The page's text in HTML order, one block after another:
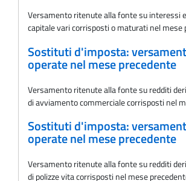
Versamento ritenute alla fonte su interessi
capitale vari corrisposti o maturati nel mese
Sostituti d'imposta:
operate nel mese precedente
Versamento ritenute alla fonte su redditi
di avviamento commerciale corrisposti nel
Sostituti d'imposta:
operate nel mese precedente
Versamento ritenute alla fonte su redditi
di polizze vita corrisposti nel mese